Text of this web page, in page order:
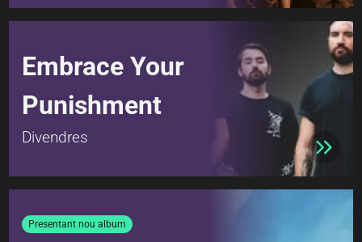
Embrace Your
Punishment
Divendres
Presentant nou album